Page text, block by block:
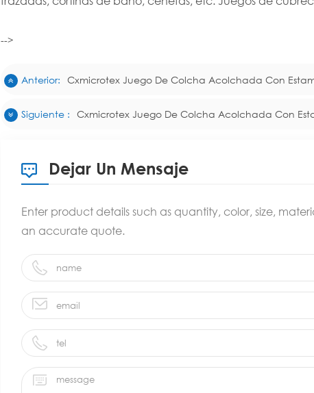
-->
Anterior: Cxmicrotex Juego De Colcha Acolchada Con
Siguiente : Cxmicrotex Juego De Colcha Acolchada Con
Dejar Un Mensaje
Enter product details such as quantity, color, size,
an accurate quote.